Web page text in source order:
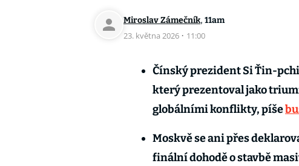
Miroslav Zámečník, 11am
23. května 2026 · 11:00
Čínský prezident Si Ťin-
který prezentoval jako
globálními konflikty, píše
Moskvě se ani přes
finální dohodě o stavbě